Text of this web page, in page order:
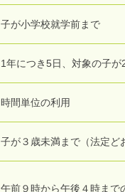
子が小学校就学前まで
1年につき5日、対象の子
時間単位の利用
子が３歳未満まで（法定ど
午前９時から午後４時まで